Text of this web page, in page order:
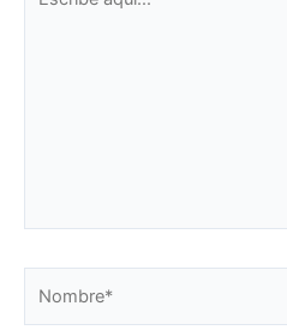
aquí...